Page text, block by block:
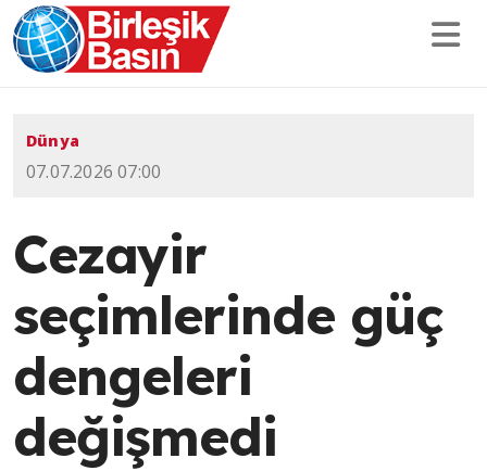
Dünya
07.07.2026 07:00
Cezayir
seçimlerinde güç
dengeleri
değişmedi